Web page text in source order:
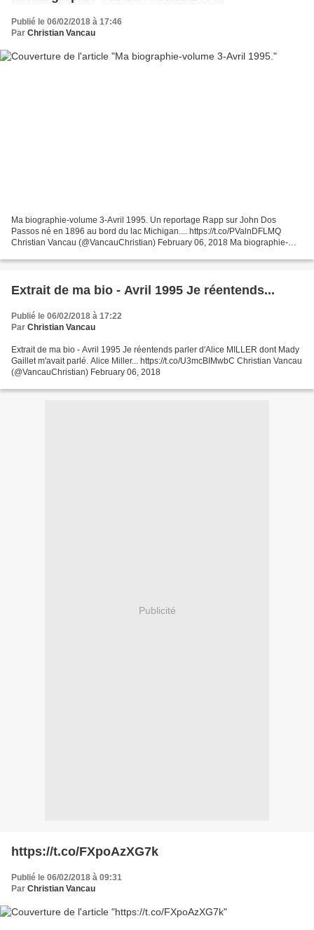
Publié le 06/02/2018 à 17:46
Par Christian Vancau
Ma biographie-volume 3-Avril 1995. Un reportage Rapp sur John Dos
Passos né en 1896 au bord du lac Michigan.... https://t.co/PValnDFLMQ
Christian Vancau (@VancauChristian) February 06, 2018 Ma biographie-
Extrait de ma bio - Avril 1995 Je réentends...
Publié le 06/02/2018 à 17:22
Par Christian Vancau
Extrait de ma bio - Avril 1995 Je réentends parler d'Alice MILLER dont Mady
Gaillet m'avait parlé. Alice Miller... https://t.co/U3mcBIMwbC Christian Vancau
(@VancauChristian) February 06, 2018
Publicité
https://t.co/FXpoAzXG7k
Publié le 06/02/2018 à 09:31
Par Christian Vancau